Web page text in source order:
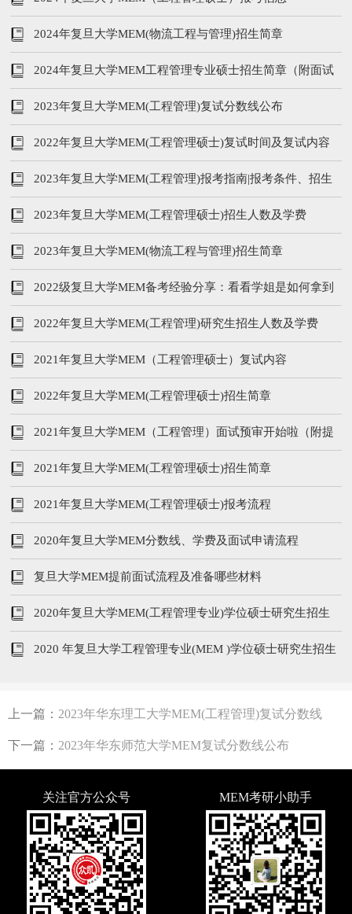
2024年复旦大学MEM(物流工程与管理)招生简章
2024年复旦大学MEM工程管理专业硕士招生简章（附面试
时间安排）
2023年复旦大学MEM(工程管理)复试分数线公布
2022年复旦大学MEM(工程管理硕士)复试时间及复试内容
2023年复旦大学MEM(工程管理)报考指南|报考条件、招生
人数、学费、提前面试
2023年复旦大学MEM(工程管理硕士)招生人数及学费
2023年复旦大学MEM(物流工程与管理)招生简章
2022级复旦大学MEM备考经验分享：看看学姐是如何拿到
笔试第三名的！
2022年复旦大学MEM(工程管理)研究生招生人数及学费
2021年复旦大学MEM（工程管理硕士）复试内容
2022年复旦大学MEM(工程管理硕士)招生简章
2021年复旦大学MEM（工程管理）面试预审开始啦（附提
前批面试时间）
2021年复旦大学MEM(工程管理硕士)招生简章
2021年复旦大学MEM(工程管理硕士)报考流程
2020年复旦大学MEM分数线、学费及面试申请流程
复旦大学MEM提前面试流程及准备哪些材料
2020年复旦大学MEM(工程管理专业)学位硕士研究生招生
信息
2020 年复旦大学工程管理专业(MEM )学位硕士研究生招生
上一篇： 2023年华东理工大学MEM(工程管理)复试分数线
下一篇： 2023年华东师范大学MEM复试分数线公布
关注官方公众号 MEM考研小助手